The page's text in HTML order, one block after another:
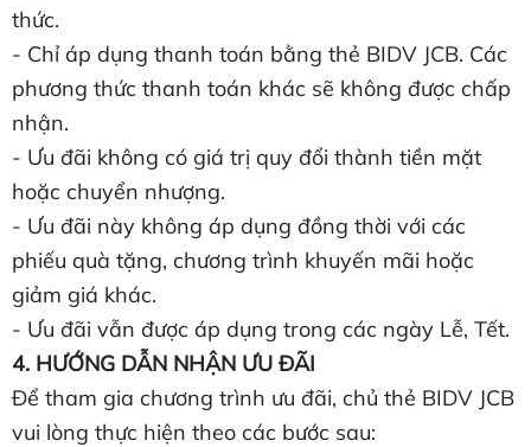
thức.
- Chỉ áp dụng thanh toán bằng thẻ BIDV JCB. Các
phương thức thanh toán khác sẽ không được chấp
nhận.
- Ưu đãi không có giá trị quy đổi thành tiền mặt
hoặc chuyển nhượng.
- Ưu đãi này không áp dụng đồng thời với các
phiếu quà tặng, chương trình khuyến mãi hoặc
giảm giá khác.
- Ưu đãi vẫn được áp dụng trong các ngày Lễ, Tết.
4. HƯỚNG DẪN NHẬN ƯU ĐÃI
Để tham gia chương trình ưu đãi, chủ thẻ BIDV JCB
vui lòng thực hiện theo các bước sau: